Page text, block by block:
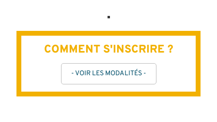
COMMENT S'INSCRIRE ?
- VOIR LES MODALITÉS -